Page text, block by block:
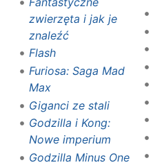
zwierzęta i jak je
znaleźć
Flash
Furiosa: Saga Mad
Max
Giganci ze stali
Godzilla i Kong:
Nowe imperium
Godzilla Minus One